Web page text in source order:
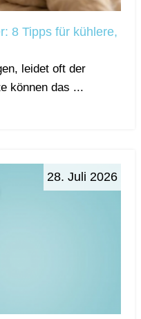
8 Tipps für kühlere,
leidet oft der
können das ...
28. Juli 2026